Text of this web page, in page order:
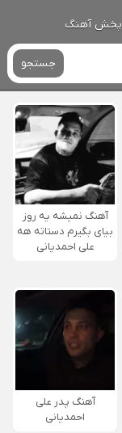
پخش آهنگ
جستجو
آهنگ نمیشه یه روز
بیای بگیرم دستاته هه
علی احمدیانی
آهنگ پدر علی
احمدیانی